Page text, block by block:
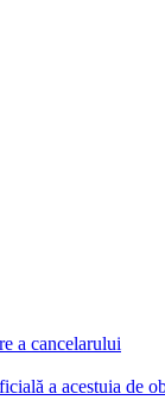
a cancelarului
a acestuia de